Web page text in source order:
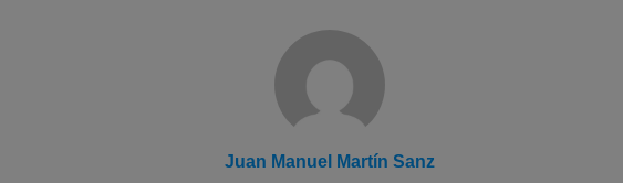
Juan Manuel Martín Sanz